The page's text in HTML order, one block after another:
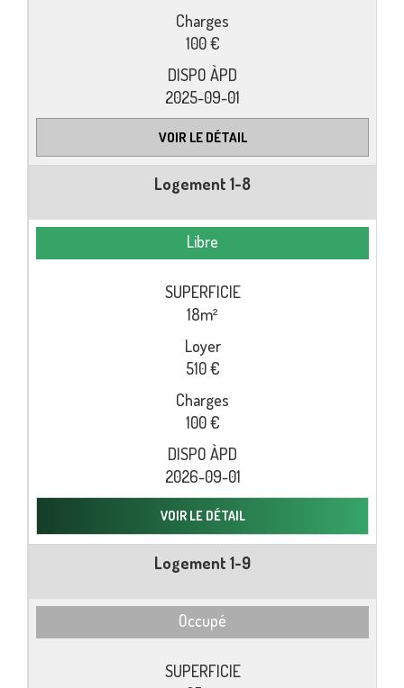
100 €
2025-09-01
VOIR LE DÉTAIL
Logement 1-8
Libre
18m²
510 €
100 €
2026-09-01
VOIR LE DÉTAIL
Logement 1-9
Occupé